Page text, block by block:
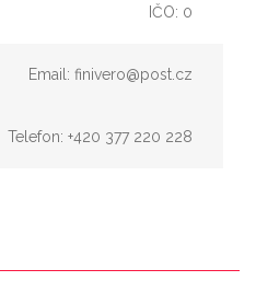
IČO: 0
Email: finivero@post.cz
Telefon: +420 377 220 228